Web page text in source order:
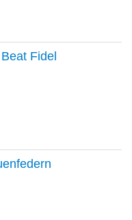
Fidel